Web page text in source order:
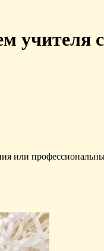
учителя
или